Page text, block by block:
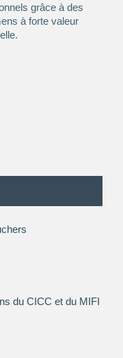
grâce à des
à forte valeur
du CICC et du MIFI